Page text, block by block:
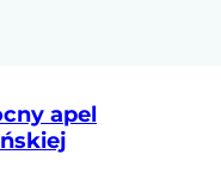
apel